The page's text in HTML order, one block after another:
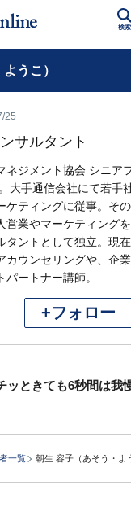
検索
うこ）
25
サルタント
ネジメント協会 シニア
大手通信会社にて若手
ケティングに従事。そ
営業やマーケティング
タントとして独立。現
カウンセリングや、企
ートナー講師。
+フォロー
ッときても6秒間は我
一覧 朝生 容子（あそう・よ